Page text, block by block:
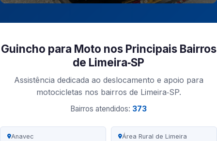
Guincho para Moto nos Principais Bairros
de Limeira‑SP
Assistência dedicada ao deslocamento e apoio para
motocicletas nos bairros de Limeira‑SP.
Bairros atendidos: 373
Anavec Área Rural de Limeira